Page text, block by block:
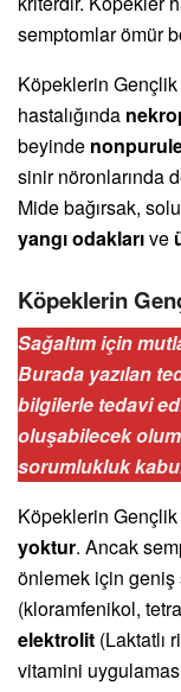
semptomlar ömür
Köpeklerin
hastalığında
beyinde
sinir nöronlarında
Mide bağırsak,
yangı odaklarıve
Köpeklerin
Sağaltım için
Burada yazılan
bilgilerle tedavi
oluşabilecek
sorumlukluk
Köpeklerin Gençlik
yoktur. Ancak
önlemek için geniş
(kloramfenikol,
elektrolit (Laktatlı
vitamini